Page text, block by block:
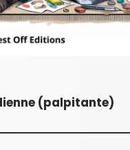
(palpitante)